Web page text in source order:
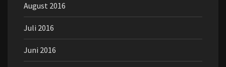
August 2016
Juli 2016
Juni 2016